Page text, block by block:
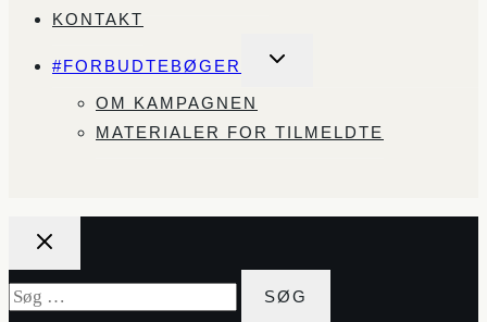
KONTAKT
#FORBUDTEBØGER
SKIFT
OM KAMPAGNEN
MATERIALER FOR TILMELDTE
Søg
efter: